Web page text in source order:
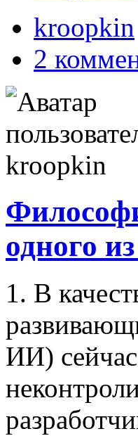
kroopkin
2
одного
1. В
ИИ)